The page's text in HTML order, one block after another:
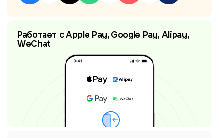
Работает с Apple Pay, Google Pay, Alipay,
WeChat